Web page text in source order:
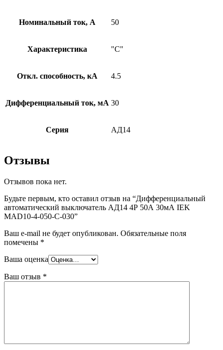
Номинальный ток, А 50
Характеристика "С"
Откл. способность, кА 4.5
Дифференциальный ток, мА 30
Серия АД14
Отзывы
Отзывов пока нет.
Будьте первым, кто оставил отзыв на “Дифференциальный
автоматический выключатель АД14 4Р 50А 30мА IEK
MAD10-4-050-C-030”
Ваш e-mail не будет опубликован. Обязательные поля
помечены *
Ваша оценка
Ваш отзыв *